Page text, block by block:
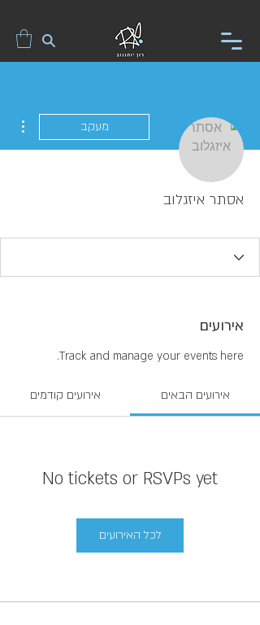
מעקב
אסתר איזגלוב
אירועים
Track and manage your events here.
אירועים הבאים אירועים קודמים
No tickets or RSVPs yet
לכל האירועים